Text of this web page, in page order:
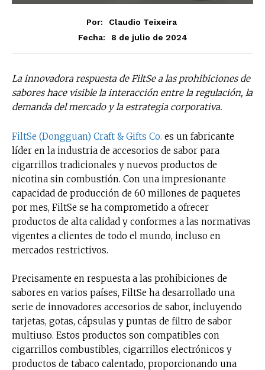
Por:
Claudio Teixeira
Fecha:
8 de julio de 2024
La innovadora respuesta de FiltSe a las prohibiciones de
sabores hace visible la interacción entre la regulación, la
demanda del mercado y la estrategia corporativa.
FiltSe (Dongguan) Craft & Gifts Co. es un fabricante
líder en la industria de accesorios de sabor para
cigarrillos tradicionales y nuevos productos de
nicotina sin combustión. Con una impresionante
capacidad de producción de 60 millones de paquetes
por mes, FiltSe se ha comprometido a ofrecer
productos de alta calidad y conformes a las normativas
vigentes a clientes de todo el mundo, incluso en
mercados restrictivos.
Precisamente en respuesta a las prohibiciones de
sabores en varios países, FiltSe ha desarrollado una
serie de innovadores accesorios de sabor, incluyendo
tarjetas, gotas, cápsulas y puntas de filtro de sabor
multiuso. Estos productos son compatibles con
cigarrillos combustibles, cigarrillos electrónicos y
productos de tabaco calentado, proporcionando una